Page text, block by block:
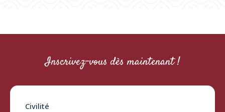
Inscrivez-vous dès maintenant !
Civilité